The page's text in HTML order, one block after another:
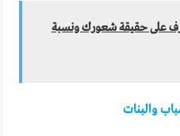
على حقيقة شعورك ونسبة
والبنات